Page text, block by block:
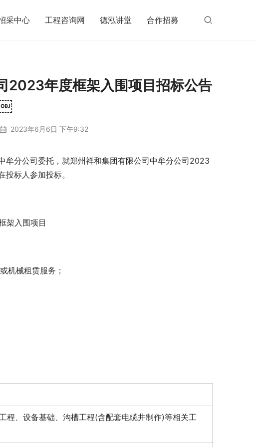
采中心 工程咨询网 德泓讲堂 合作招募
2023年度框架入围项目招标公告
2023年6月6日 下午9:32
牟分公司委托，就郑州祥和集团有限公司中牟分公司2023
标人参加投标。
架入围项目
机械租赁服务；
程、设备基础、沟槽工程(含配套电缆井制作)等相关工